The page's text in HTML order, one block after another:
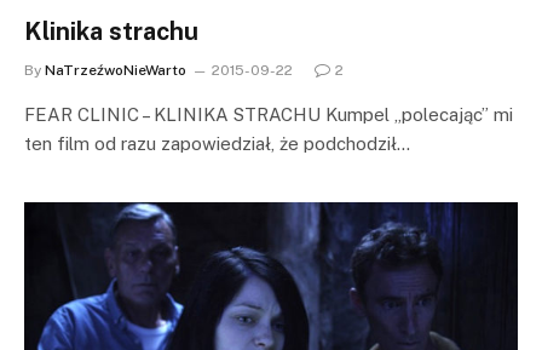
Klinika strachu
By NaTrzeźwoNieWarto 2015-09-22 2
FEAR CLINIC – KLINIKA STRACHU Kumpel „polecając” mi
ten film od razu zapowiedział, że podchodził…